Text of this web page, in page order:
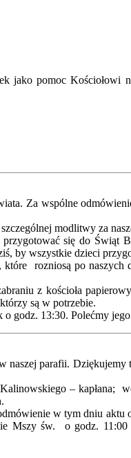
jako pomoc
Za wspólne
modlitwy za
się do Świąt
by wszystkie dzieci
które rozniosą po
z kościoła
są w potrzebie.
godz. 13:30. Polećmy
naszej parafii.
–
w tym dniu aktu
Mszy św. o godz.